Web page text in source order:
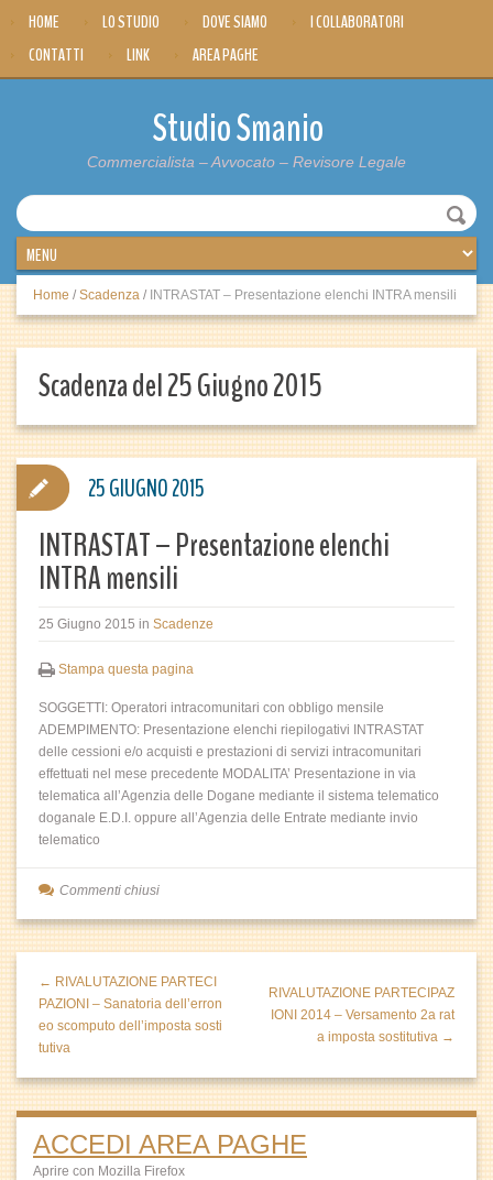
HOME LO STUDIO DOVE SIAMO
I COLLABORATORI
CONTATTI
LINK AREA PAGHE
Studio Smanio
Commercialista – Avvocato – Revisore Legale
Home / Scadenza / INTRASTAT – Presentazione elenchi INTRA mensili
Scadenza del 25 Giugno 2015
INTRASTAT – Presentazione elenchi
INTRA mensili
25 Giugno 2015 in Scadenze
Stampa questa pagina
SOGGETTI: Operatori intracomunitari con obbligo mensile
ADEMPIMENTO: Presentazione elenchi riepilogativi INTRASTAT
delle cessioni e/o acquisti e prestazioni di servizi intracomunitari
effettuati nel mese precedente MODALITA’ Presentazione in via
telematica all’Agenzia delle Dogane mediante il sistema telematico
doganale E.D.I. oppure all’Agenzia delle Entrate mediante invio
telematico
25 GIUGNO 2015
Commenti chiusi
← RIVALUTAZIONE PARTECI
PAZIONI – Sanatoria dell’erron
eo scomputo dell’imposta sosti
tutiva
RIVALUTAZIONE PARTECIPAZ
IONI 2014 – Versamento 2a rat
a imposta sostitutiva →
ACCEDI AREA PAGHE
Aprire con Mozilla Firefox